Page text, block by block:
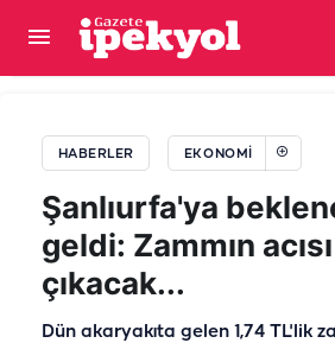
HABERLER EKONOMI
Şanlıurfa'ya
geldi: Zammın
çıkacak...
Dün akaryakıta gelen 1,74 TL'lik
Urfa’da sürücülerin keyfini